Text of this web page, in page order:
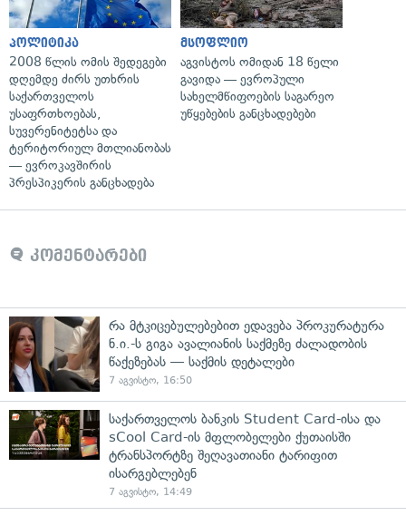
პოლიტიკა
2008 წლის ომის შედეგები
დღემდე ძირს უთხრის
საქართველოს
უსაფრთხოებას,
სუვერენიტეტსა და
ტერიტორიულ მთლიანობას
— ევროკავშირის
პრესპიკერის განცხადება
მსოფლიო
აგვისტოს ომიდან 18 წელი
გავიდა — ევროპული
სახელმწიფოების საგარეო
უწყებების განცხადებები
კომენტარები
რა მტკიცებულებებით ედავება პროკურატურა
ნ.ი.-ს გიგა ავალიანის საქმეზე ძალადობის
წაქეზებას — საქმის დეტალები
7 აგვისტო, 16:50
საქართველოს ბანკის Student Card-ისა და
sCool Card-ის მფლობელები ქუთაისში
ტრანსპორტზე შეღავათიანი ტარიფით
ისარგებლებენ
7 აგვისტო, 14:49